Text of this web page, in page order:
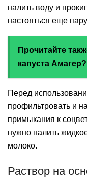
налить воду и
настояться еще
Прочитайте
капуста Амагер?
Перед
профильтровать и
примыкания к
нужно налить
молоко.
Раствор на